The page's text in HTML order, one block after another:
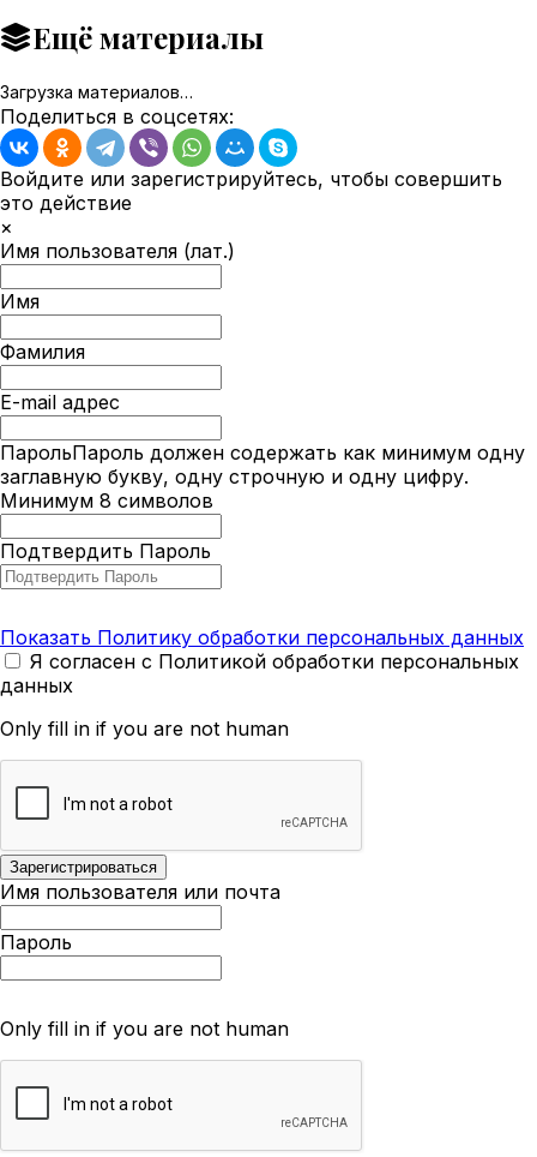
Ещё материалы
Загрузка материалов…
Поделиться в соцсетях:
Войдите или зарегистрируйтесь, чтобы совершить
это действие
×
Имя пользователя (лат.)
Имя
Фамилия
E-mail адрес
ПарольПароль должен содержать как минимум одну
заглавную букву, одну строчную и одну цифру.
Минимум 8 символов
Подтвердить Пароль
Показать Политику обработки персональных данных
Я согласен с Политикой обработки персональных
данных
Only fill in if you are not human
Имя пользователя или почта
Пароль
Only fill in if you are not human